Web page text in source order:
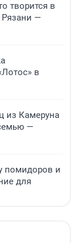
творится в
—
в
из Камеруна
—
помидоров и
для